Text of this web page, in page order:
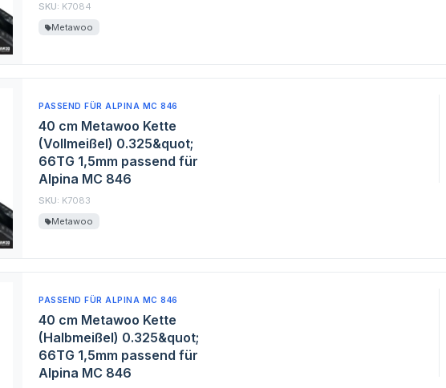
SKU: K7084
Metawoo
PASSEND FÜR ALPINA MC 846
40 cm Metawoo Kette
(Vollmeißel) 0.325&quot;
66TG 1,5mm passend für
Alpina MC 846
SKU: K7083
Metawoo
PASSEND FÜR ALPINA MC 846
40 cm Metawoo Kette
(Halbmeißel) 0.325&quot;
66TG 1,5mm passend für
Alpina MC 846